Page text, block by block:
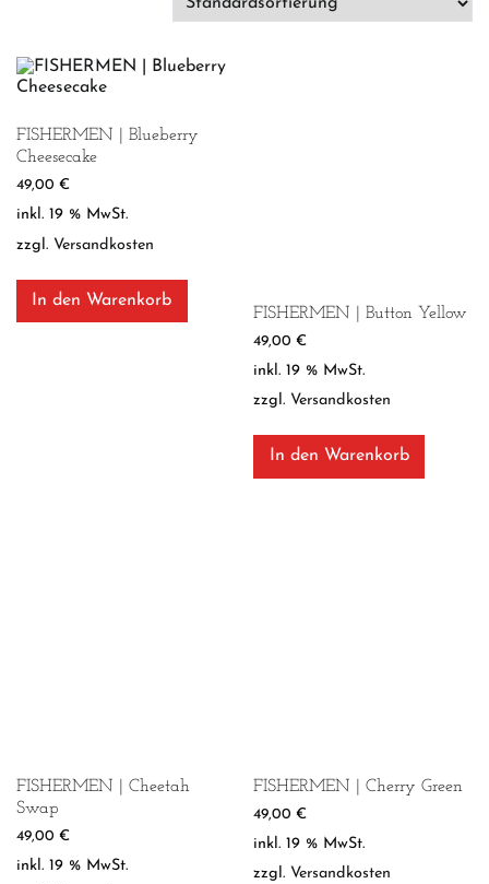
FISHERMEN | Blueberry
Cheesecake
49,00 €
inkl. 19 % MwSt.
zzgl. Versandkosten
In den Warenkorb
FISHERMEN | Button Yellow
49,00€
inkl. 19 % MwSt.
zzgl. Versandkosten
In den Warenkorb
FISHERMEN | Cheetah
Swap
49,00 €
inkl. 19 % MwSt.
FISHERMEN | Cherry Green
49,00€
inkl. 19 % MwSt.
zzgl. Versandkosten